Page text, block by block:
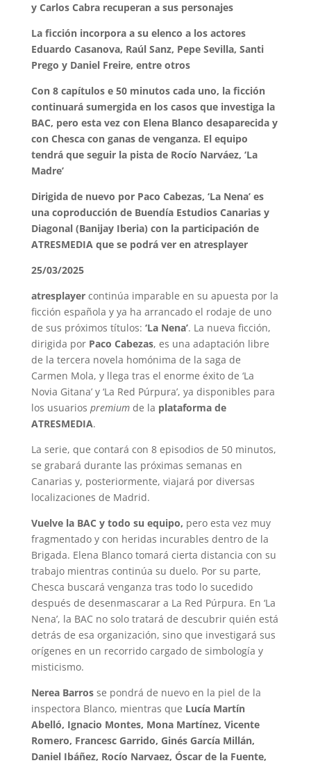
y Carlos Cabra recuperan a sus personajes
La ficción incorpora a su elenco a los actores
Eduardo Casanova, Raúl Sanz, Pepe Sevilla, Santi
Prego y Daniel Freire, entre otros
Con 8 capítulos e 50 minutos cada uno, la ficción
continuará sumergida en los casos que investiga la
BAC, pero esta vez con Elena Blanco desaparecida y
con Chesca con ganas de venganza. El equipo
tendrá que seguir la pista de Rocío Narváez, ‘La
Madre’
Dirigida de nuevo por Paco Cabezas, ‘La Nena’ es
una coproducción de Buendía Estudios Canarias y
Diagonal (Banijay Iberia) con la participación de
ATRESMEDIA que se podrá ver en atresplayer
25/03/2025
atresplayer continúa imparable en su apuesta por la
ficción española y ya ha arrancado el rodaje de uno
de sus próximos títulos: ‘La Nena’. La nueva ficción,
dirigida por Paco Cabezas, es una adaptación libre
de la tercera novela homónima de la saga de
Carmen Mola, y llega tras el enorme éxito de ‘La
Novia Gitana’ y ‘La Red Púrpura’, ya disponibles para
los usuarios premiumde la plataforma de
ATRESMEDIA.
La serie, que contará con 8 episodios de 50 minutos,
se grabará durante las próximas semanas en
Canarias y, posteriormente, viajará por diversas
localizaciones de Madrid.
Vuelve la BAC y todo su equipo, pero esta vez muy
fragmentado y con heridas incurables dentro de la
Brigada. Elena Blanco tomará cierta distancia con su
trabajo mientras continúa su duelo. Por su parte,
Chesca buscará venganza tras todo lo sucedido
después de desenmascarar a La Red Púrpura. En ‘La
Nena’, la BAC no solo tratará de descubrir quién está
detrás de esa organización, sino que investigará sus
orígenes en un recorrido cargado de simbología y
misticismo.
Nerea Barrosse pondrá de nuevo en la piel de la
inspectora Blanco, mientras que Lucía Martín
Abelló, Ignacio Montes, Mona Martínez, Vicente
Romero, Francesc Garrido, Ginés García Millán,
Daniel Ibáñez, Rocío Narvaez, Óscar de la Fuente,